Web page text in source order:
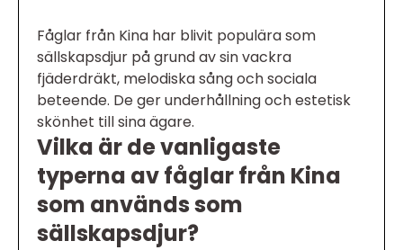
Fåglar från Kina har blivit populära som
sällskapsdjur på grund av sin vackra
fjäderdräkt, melodiska sång och sociala
beteende. De ger underhållning och estetisk
skönhet till sina ägare.
Vilka är de vanligaste
typerna av fåglar från Kina
som används som
sällskapsdjur?